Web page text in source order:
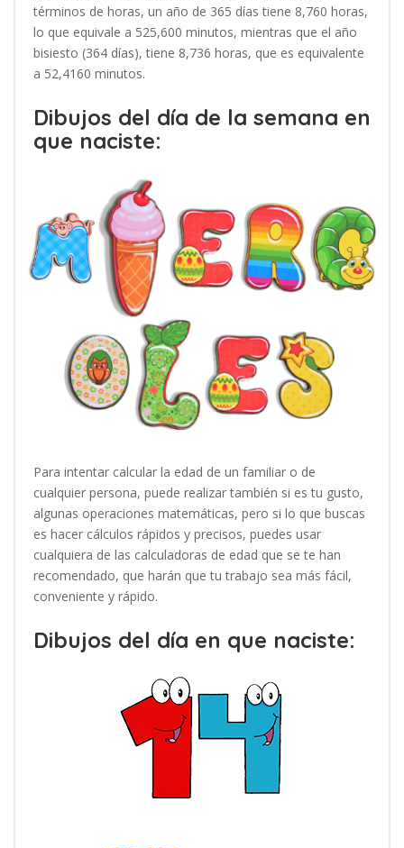
términos de horas, un año de 365 días tiene 8,760 horas,
lo que equivale a 525,600 minutos, mientras que el año
bisiesto (364 días), tiene 8,736 horas, que es equivalente
a 52,4160 minutos.
Dibujos del día de la semana en
que naciste:
Para intentar calcular la edad de un familiar o de
cualquier persona, puede realizar también si es tu gusto,
algunas operaciones matemáticas, pero si lo que buscas
es hacer cálculos rápidos y precisos, puedes usar
cualquiera de las calculadoras de edad que se te han
recomendado, que harán que tu trabajo sea más fácil,
conveniente y rápido.
Dibujos del día en que naciste: